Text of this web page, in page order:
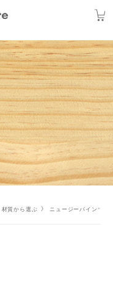
材質から選ぶ ニュージーパイン®